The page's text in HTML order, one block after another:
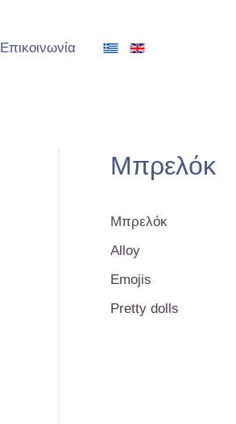
Επικοινωνία
Μπρελόκ
Μπρελόκ
Alloy
Emojis
Pretty dolls